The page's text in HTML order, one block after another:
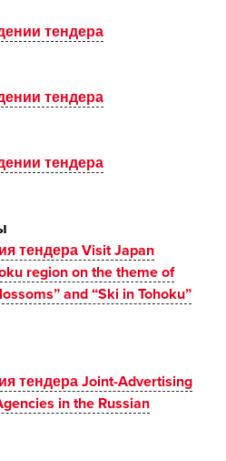
тендера
тендера
тендера
тендера Visit Japan
region on the theme of
and “Ski in Tohoku”
тендера Joint-Advertising
in the Russian